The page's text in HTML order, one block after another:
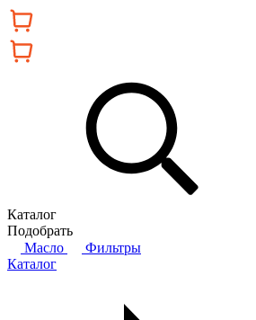
Каталог
Подобрать
Масло
Фильтры
Каталог